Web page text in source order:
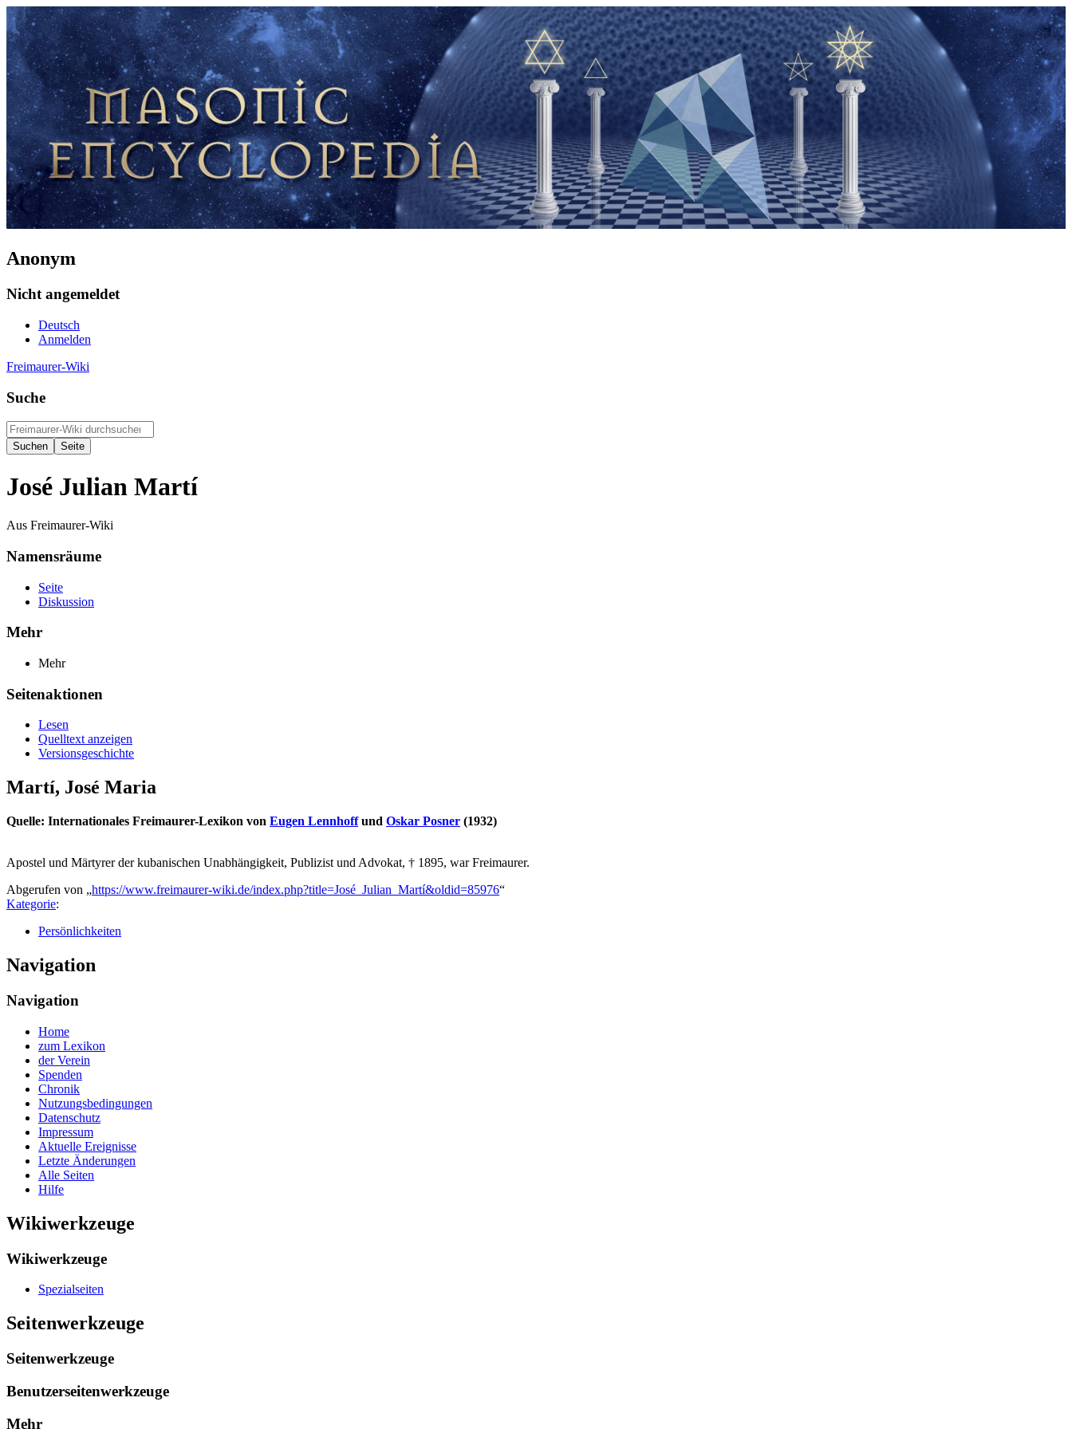
Anonym
Nicht angemeldet
Deutsch
Anmelden
Freimaurer-Wiki
Suche
José Julian Martí
Aus Freimaurer-Wiki
Namensräume
Seite
Diskussion
Mehr
Mehr
Seitenaktionen
Lesen
Quelltext anzeigen
Versionsgeschichte
Martí, José Maria
Quelle: Internationales Freimaurer-Lexikon von Eugen Lennhoffund Oskar Posner (1932)
Apostel und Märtyrer der kubanischen Unabhängigkeit, Publizist und Advokat, † 1895, war Freimaurer.
Abgerufen von „https://www.freimaurer-wiki.de/index.php?title=José_Julian_Martí&oldid=85976“
Kategorie:
Persönlichkeiten
Navigation
Navigation
Home
zum Lexikon
der Verein
Spenden
Chronik
Nutzungsbedingungen
Datenschutz
Impressum
Aktuelle Ereignisse
Letzte Änderungen
Alle Seiten
Hilfe
Wikiwerkzeuge
Wikiwerkzeuge
Spezialseiten
Seitenwerkzeuge
Seitenwerkzeuge
Benutzerseitenwerkzeuge
Mehr